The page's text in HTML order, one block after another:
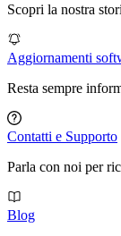
Scopri la nostra
Aggiornamenti
Resta sempre
Contatti e Supporto
Parla con noi per
Blog